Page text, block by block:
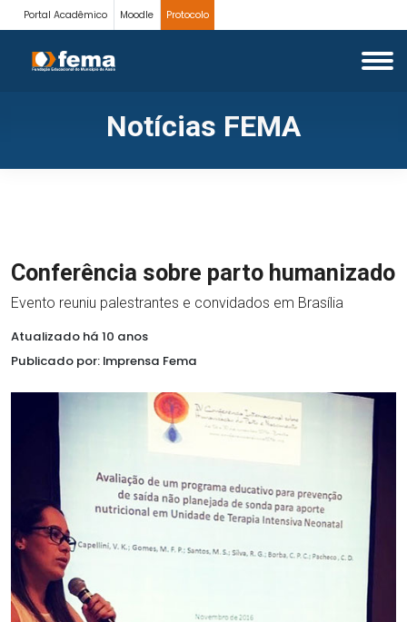
Portal Acadêmico Moodle Protocolo
Notícias FEMA
Conferência sobre parto humanizado
Evento reuniu palestrantes e convidados em Brasília
Atualizado há 10 anos
Publicado por: Imprensa Fema